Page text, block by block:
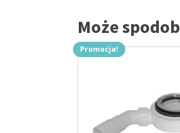
Może
Promocja!